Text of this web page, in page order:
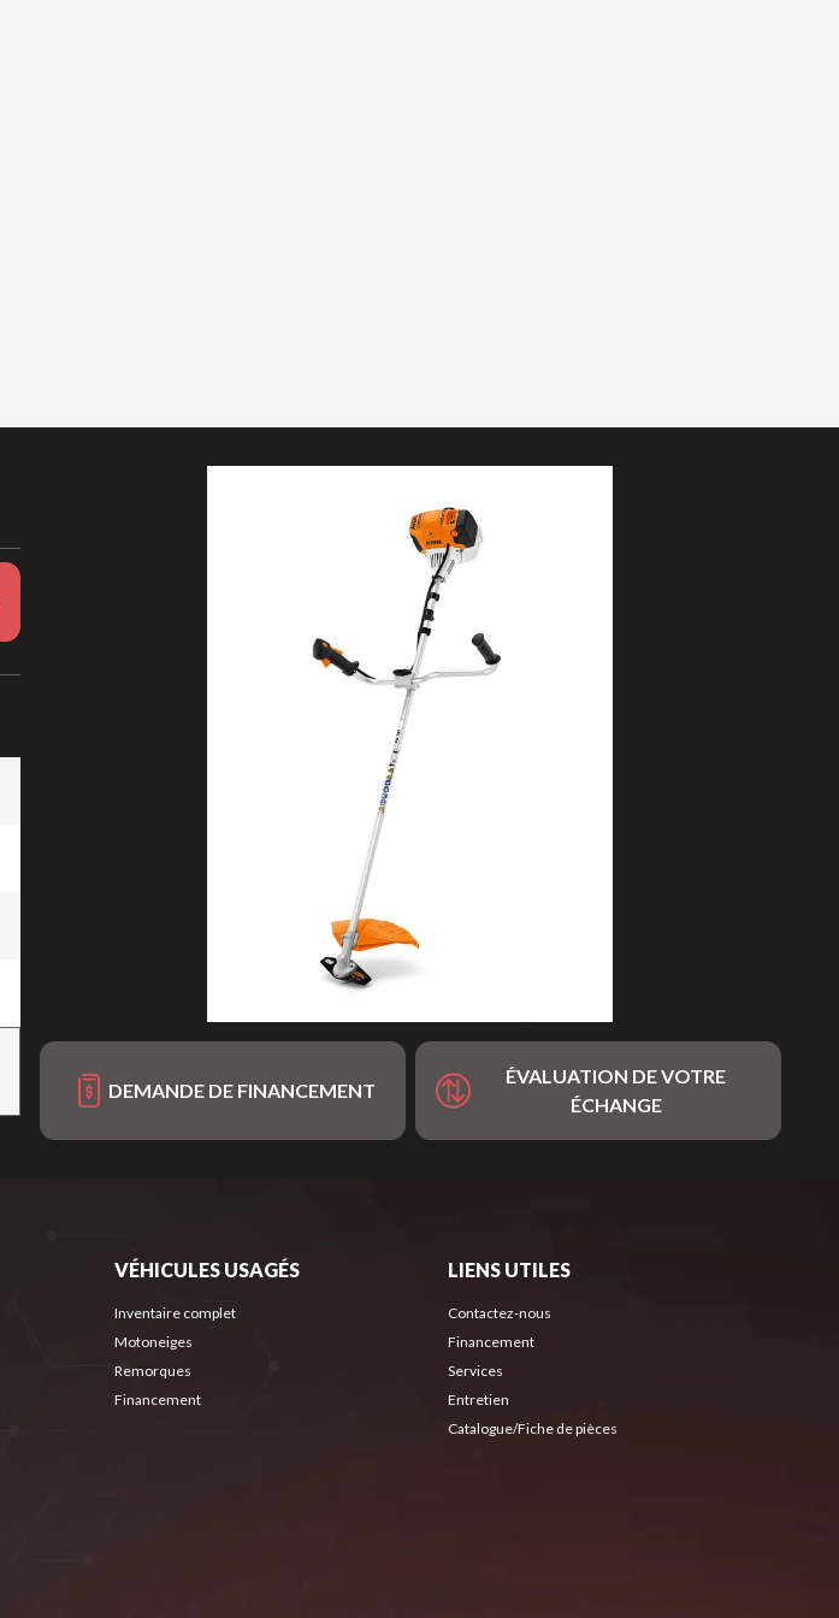
DEMANDE DE FINANCEMENT
ÉVALUATION DE VOTRE
ÉCHANGE
VÉHICULES USAGÉS
Inventaire complet
Motoneiges
Remorques
Financement
LIENS UTILES
Contactez-nous
Financement
Services
Entretien
Catalogue/Fiche de pièces